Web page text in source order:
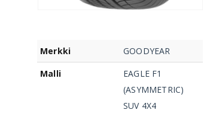
Merkki
GOODYEAR
Malli
EAGLE F1
(ASYMMETRIC)
SUV 4X4